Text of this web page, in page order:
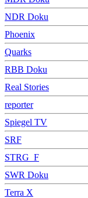
NDR Doku
Phoenix
Quarks
RBB Doku
Real Stories
reporter
Spiegel TV
SRF
STRG_F
SWR Doku
Terra X